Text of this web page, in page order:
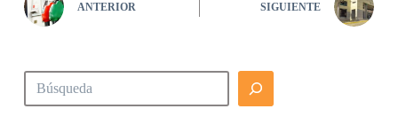
ANTERIOR SIGUIENTE
Buscar